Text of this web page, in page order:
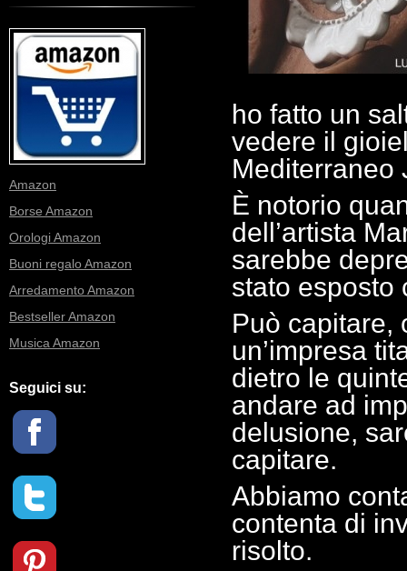
ho fatto un
vedere il
Mediterraneo
È notorio
dell’artista
sarebbe
stato
Può capitare,
un’impresa
dietro le
andare ad
delusione,
capitare.
Abbiamo
contenta di
risolto.
Amazon
Borse Amazon
Orologi Amazon
Buoni regalo Amazon
Arredamento Amazon
Bestseller Amazon
Musica Amazon
Seguici su: